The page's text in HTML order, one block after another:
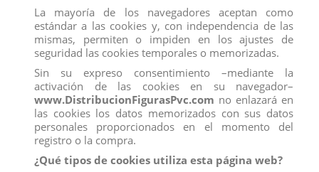
La mayoría de los navegadores aceptan como
estándar a las cookies y, con independencia de las
mismas, permiten o impiden en los ajustes de
seguridad las cookies temporales o memorizadas.
Sin su expreso consentimiento –mediante la
activación de las cookies en su navegador–
www.DistribucionFigurasPvc.com no enlazará en
las cookies los datos memorizados con sus datos
personales proporcionados en el momento del
registro o la compra.
¿Qué tipos de cookies utiliza esta página web?